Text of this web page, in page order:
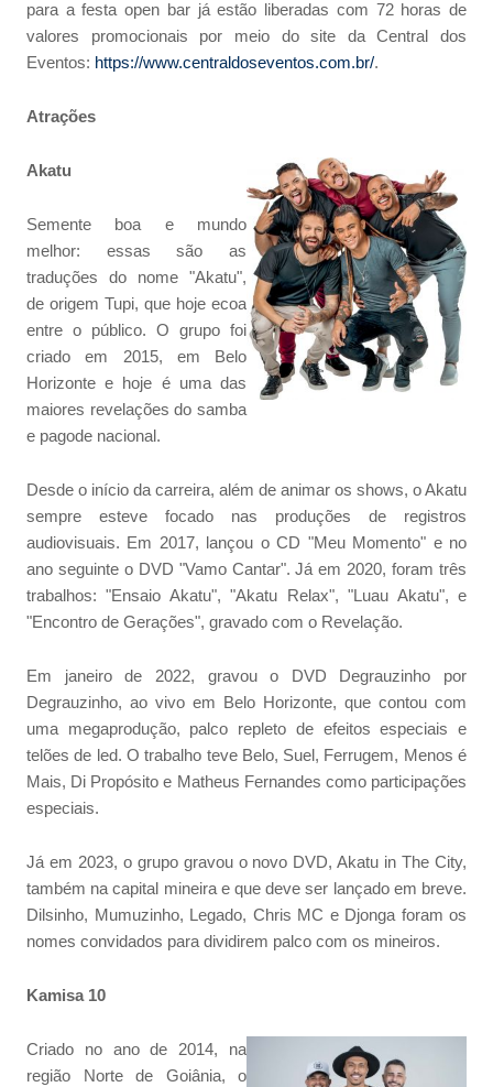
para a festa open bar já estão liberadas com 72 horas de
valores promocionais por meio do site da Central dos
Eventos: https://www.centraldoseventos.com.br/.
Atrações
Akatu
Semente boa e mundo
melhor: essas são as
traduções do nome "Akatu",
de origem Tupi, que hoje ecoa
entre o público. O grupo foi
criado em 2015, em Belo
Horizonte e hoje é uma das
maiores revelações do samba
e pagode nacional.
Desde o início da carreira, além de animar os shows, o Akatu
sempre esteve focado nas produções de registros
audiovisuais. Em 2017, lançou o CD "Meu Momento" e no
ano seguinte o DVD "Vamo Cantar". Já em 2020, foram três
trabalhos: "Ensaio Akatu", "Akatu Relax", "Luau Akatu", e
"Encontro de Gerações", gravado com o Revelação.
Em janeiro de 2022, gravou o DVD Degrauzinho por
Degrauzinho, ao vivo em Belo Horizonte, que contou com
uma megaprodução, palco repleto de efeitos especiais e
telões de led. O trabalho teve Belo, Suel, Ferrugem, Menos é
Mais, Di Propósito e Matheus Fernandes como participações
especiais.
Já em 2023, o grupo gravou o novo DVD, Akatu in The City,
também na capital mineira e que deve ser lançado em breve.
Dilsinho, Mumuzinho, Legado, Chris MC e Djonga foram os
nomes convidados para dividirem palco com os mineiros.
Kamisa 10
Criado no ano de 2014, na
região Norte de Goiânia, o